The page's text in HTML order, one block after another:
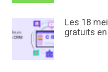
Les 18
gratuits